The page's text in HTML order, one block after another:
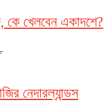
কে খেলবেন একাদশে?
নেদারল্যান্ডস